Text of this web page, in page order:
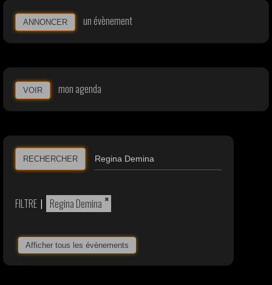
ANNONCER un évènement
VOIR mon agenda
RECHERCHER
FILTRE | ×
Regina Demina
Afficher tous les évènements